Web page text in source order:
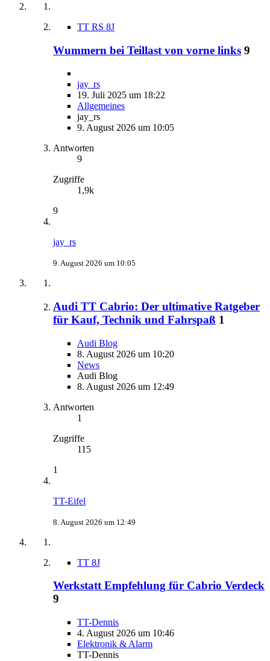
TT RS 8J
Wummern bei Teillast von vorne links 9
jay_rs
19. Juli 2025 um 18:22
Allgemeines
jay_rs
9. August 2026 um 10:05
Antworten
9
Zugriffe
1,9k
9
jay_rs
9. August 2026 um 10:05
Audi TT Cabrio: Der ultimative Ratgeber
für Kauf, Technik und Fahrspaß 1
Audi Blog
8. August 2026 um 10:20
News
Audi Blog
8. August 2026 um 12:49
Antworten
1
Zugriffe
115
1
TT-Eifel
8. August 2026 um 12:49
TT 8J
Werkstatt Empfehlung für Cabrio Verdeck
9
TT-Dennis
4. August 2026 um 10:46
Elektronik & Alarm
TT-Dennis